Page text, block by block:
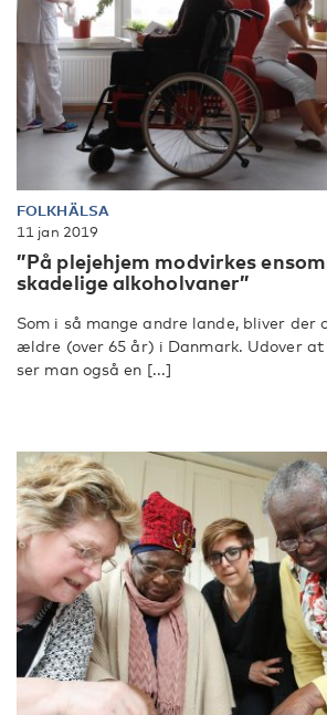
FOLKHÄLSA
11 jan 2019
”På plejehjem modvirkes
skadelige alkoholvaner”
Som i så mange andre lande, bliver der
ældre (over 65 år) i Danmark. Udover
ser man også en [...]